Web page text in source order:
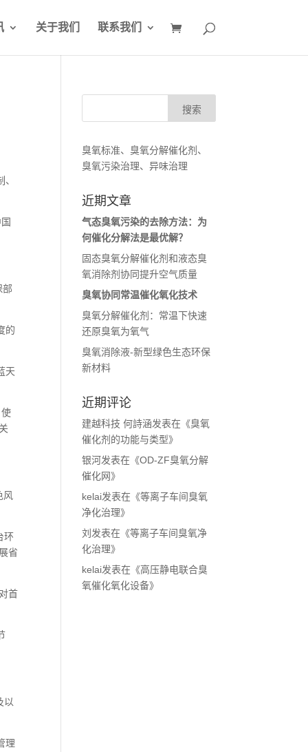
关于我们 联系我们
部
的
天
环
省
首
以
理
臭氧标准、臭氧分解催化剂、
臭氧污染治理、异味治理
近期文章
气态臭氧污染的去除方法：为
何催化分解法是最优解？
固态臭氧分解催化剂和液态臭
氧消除剂协同提升空气质量
臭氧协同常温催化氧化技术
臭氧分解催化剂：常温下快速
还原臭氧为氧气
臭氧消除液-新型绿色生态环保
新材料
近期评论
建越科技 何詩涵发表在《臭氧
催化剂的功能与类型》
银河发表在《OD-ZF臭氧分解
催化网》
kelai发表在《等离子车间臭氧
净化治理》
刘 发表在《等离子车间臭氧净
化治理》
kelai发表在《高压静电联合臭
氧催化氧化设备》